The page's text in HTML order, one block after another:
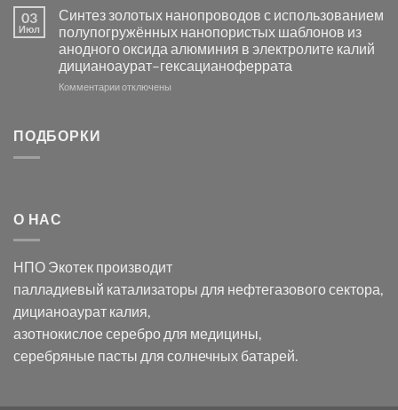
в
видимом
свете
с
помощью
модификации
серебра
с
электродов
серебра
и
03
Июл
Синтез золотых нанопроводов с использованием
полупогружённых нанопористых шаблонов из
анодного оксида алюминия в электролите калий
дицианоаурат–гексацианоферрата
Комментариик
оксида
в
электролите
калий
дицианоаурат–
гексацианоферрата
отключены
ПОДБОРКИ
О НАС
НПО Экотек производит
палладиевый катализаторы для нефтегазового сектора,
дицианоаурат калия,
азотнокислое серебро для медицины,
серебряные пасты для солнечных батарей.